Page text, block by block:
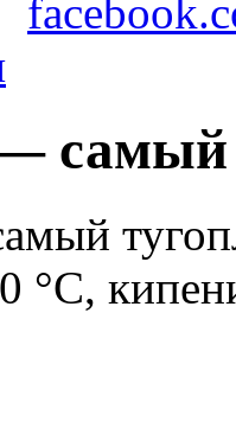
самый
°C,